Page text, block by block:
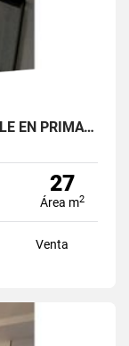
SE VENDE APARTAESTUDIO RENTABLE EN PRIMAVERA 6-39 ET 2
27
Área m2
Venta